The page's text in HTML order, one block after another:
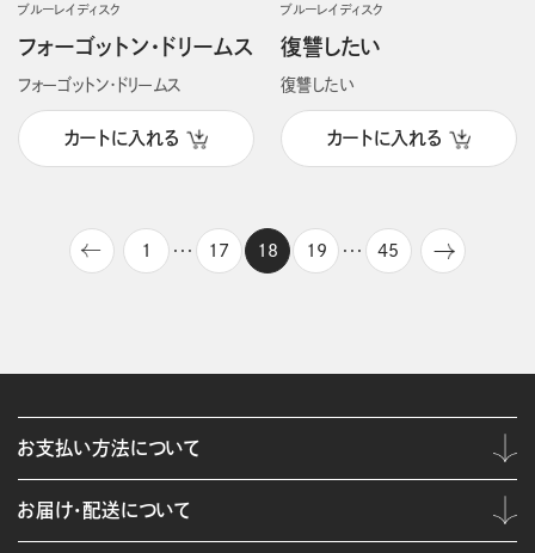
ブルーレイディスク
フォーゴットン・ドリームス
フォーゴットン・ドリームス
カートに入れる
ブルーレイディスク
復讐したい
復讐したい
カートに入れる
1 ・・・ 17 18 19 ・・・ 45
お支払い方法について
お届け・配送について